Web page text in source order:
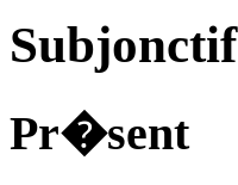
Subjonctif
Pr�sent